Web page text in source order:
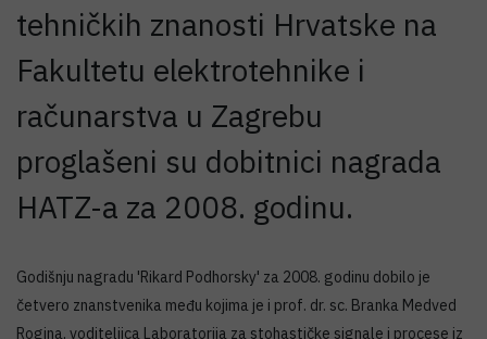
tehničkih znanosti Hrvatske na
Fakultetu elektrotehnike i
računarstva u Zagrebu
proglašeni su dobitnici nagrada
HATZ-a za 2008. godinu.
Godišnju nagradu 'Rikard Podhorsky' za 2008. godinu dobilo je
četvero znanstvenika među kojima je i prof. dr. sc. Branka Medved
Rogina, voditeljica Laboratorija za stohastičke signale i procese iz